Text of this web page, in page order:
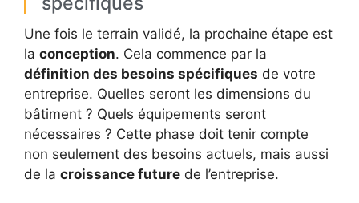
Une fois le terrain validé, la prochaine étape est
la conception. Cela commence par la
définition des besoins spécifiques de votre
entreprise. Quelles seront les dimensions du
bâtiment ? Quels équipements seront
nécessaires ? Cette phase doit tenir compte
non seulement des besoins actuels, mais aussi
de la croissance future de l’entreprise.